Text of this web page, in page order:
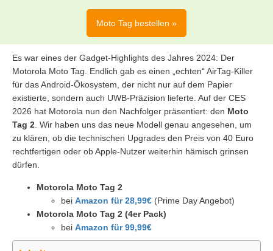
Moto Tag bestellen »
Es war eines der Gadget-Highlights des Jahres 2024: Der
Motorola Moto Tag. Endlich gab es einen „echten“ AirTag-Killer
für das Android-Ökosystem, der nicht nur auf dem Papier
existierte, sondern auch UWB-Präzision lieferte. Auf der CES
2026 hat Motorola nun den Nachfolger präsentiert: den Moto
Tag 2. Wir haben uns das neue Modell genau angesehen, um
zu klären, ob die technischen Upgrades den Preis von 40 Euro
rechtfertigen oder ob Apple-Nutzer weiterhin hämisch grinsen
dürfen.
Motorola Moto Tag 2
bei Amazon für 28,99€ (Prime Day Angebot)
Motorola Moto Tag 2 (4er Pack)
bei Amazon für 99,99€